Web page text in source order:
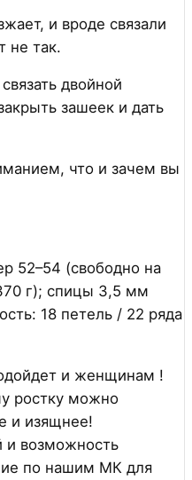
и вроде связали
не так.
двойной
зашеек и дать
что и зачем вы
52–54 (свободно на
г); спицы 3,5 мм
18 петель / 22 ряда
и женщинам !
ростку можно
и изящнее!
и возможность
по нашим МК для